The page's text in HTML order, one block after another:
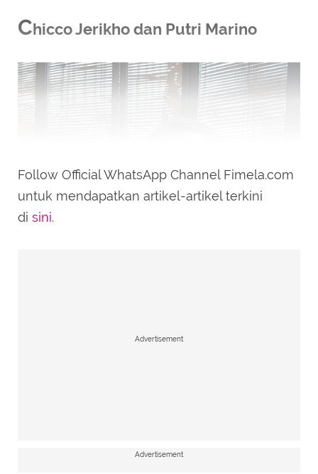
Chicco Jerikho dan Putri Marino
Putri Marino dan Chicco Jerikho (Instagram/chicco.jerikho)
Follow Official WhatsApp Channel Fimela.com
untuk mendapatkan artikel-artikel terkini
di sini.
Advertisement
Advertisement